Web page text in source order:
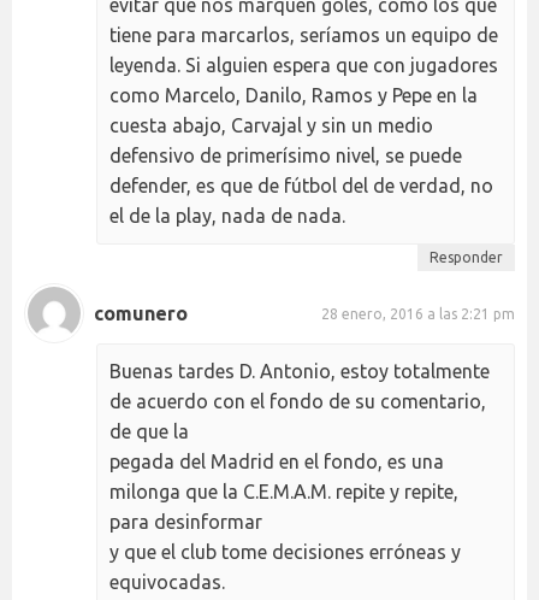
evitar que nos marquen goles, como los que
tiene para marcarlos, seríamos un equipo de
leyenda. Si alguien espera que con jugadores
como Marcelo, Danilo, Ramos y Pepe en la
cuesta abajo, Carvajal y sin un medio
defensivo de primerísimo nivel, se puede
defender, es que de fútbol del de verdad, no
el de la play, nada de nada.
Responder
comunero 28 enero, 2016 a las 2:21 pm
Buenas tardes D. Antonio, estoy totalmente
de acuerdo con el fondo de su comentario,
de que la
pegada del Madrid en el fondo, es una
milonga que la C.E.M.A.M. repite y repite,
para desinformar
y que el club tome decisiones erróneas y
equivocadas.